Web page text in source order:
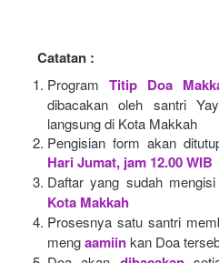
Catatan :
Program Titip Doa
dibacakan oleh santri
langsung di Kota Makkah
Pengisian form akan
Hari Jumat, jam 12.00 WIB
Daftar yang sudah
Kota Makkah
Prosesnya satu santri
mengaamiinkan Doa